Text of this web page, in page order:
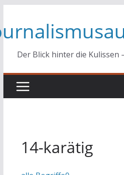
springen
Der Blick hinter die Kulissen
14-karätig